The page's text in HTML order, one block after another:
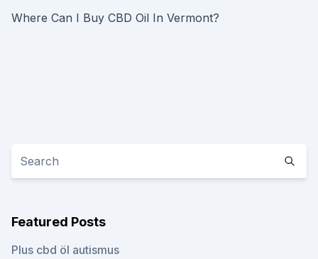
Where Can I Buy CBD Oil In Vermont?
Featured Posts
Plus cbd öl autismus